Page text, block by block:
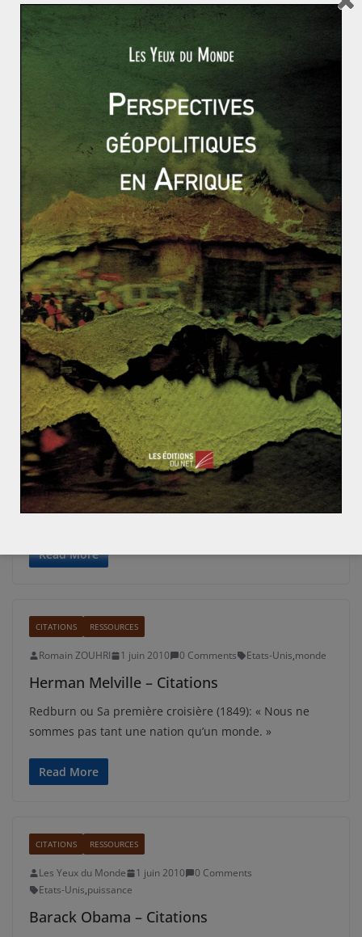
Sud : l’Afrique. A ma gauche, les Russes ; à ma
RESSOURCES
Romain ZOUHRI 1 juin 2010
0 Comments
Etats-Unis
influence
Dwight Eisenhower – Citations
Discours d’Adieu (17 janvier 1961) : « Dans les conseils
de gouvernement, nous devons prendre garde à ce que
le complexe
Read More
CITATIONS RESSOURCES
Romain ZOUHRI 1 juin 2010
0 Comments
Etats-Unis,immigration,monde
Gérard Dorel – Citations
Atlas de l’Empire américain (2006) : « On dénonce
volontiers partout dans le monde l’Amérique et ses
travers – bien réels
Read More
CITATIONS RESSOURCES
Romain ZOUHRI 1 juin 2010 0 Comments Etats-Unis,monde
Herman Melville – Citations
Redburn ou Sa première croisière (1849): « Nous ne
sommes pas tant une nation qu’un monde. »
Read More
CITATIONS RESSOURCES
Les Yeux du Monde 1 juin 2010
0 Comments
Etats-Unis,puissance
Barack Obama – Citations